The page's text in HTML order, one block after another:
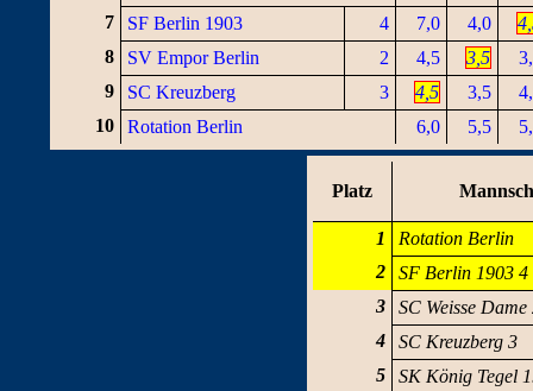
7
SF Berlin 1903 4 7,0 4,0
8
SV Empor Berlin 2 4,5 3,5
9
SC Kreuzberg 3 4,5 3,5
10
Rotation Berlin 6,0 5,5
Platz
1
Rotation Berlin
2
SF Berlin 1903 4
3
SC Weisse Dame
4
SC Kreuzberg 3
5
SK König Tegel